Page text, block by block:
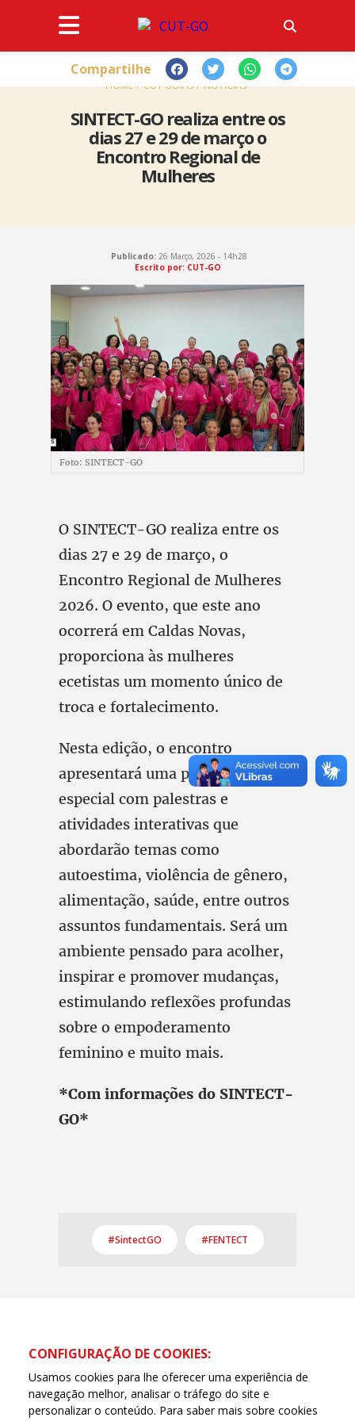
HOME CUT GOIÁS NOTÍCIAS
SINTECT-GO realiza entre os
dias 27 e 29 de março o
Encontro Regional de
Mulheres
Compartilhe
Publicado:26 Março, 2026 - 14h28
Escrito por: CUT-GO
Foto: SINTECT-GO
O SINTECT-GO realiza entre os
dias 27 e 29 de março, o
Encontro Regional de Mulheres
2026. O evento, que este ano
ocorrerá em Caldas Novas,
proporciona às mulheres
ecetistas um momento único de
troca e fortalecimento.
Nesta edição, o encontro
apresentará uma programação
especial com palestras e
atividades interativas que
abordarão temas como
autoestima, violência de gênero,
alimentação, saúde, entre outros
assuntos fundamentais. Será um
ambiente pensado para acolher,
inspirar e promover mudanças,
estimulando reflexões profundas
sobre o empoderamento
feminino e muito mais.
*Com informações do SINTECT-
GO*
#SintectGO #FENTECT
CONFIGURAÇÃO DE COOKIES:
Usamos cookies para lhe oferecer uma experiência de
navegação melhor, analisar o tráfego do site e
personalizar o conteúdo. Para saber mais sobre cookies